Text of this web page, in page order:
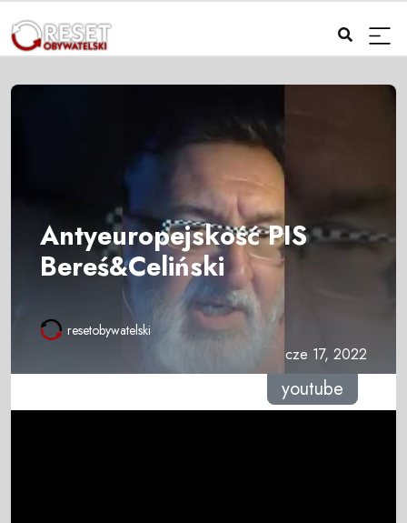
Antyeuropejskość PIS
Bereś&Celiński
resetobywatelski
cze 17, 2022
youtube